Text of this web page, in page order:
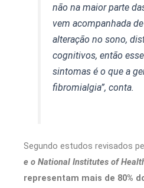
não na maior parte
vem acompanhada
alteração no sono,
cognitivos, então
sintomas é o que a
fibromialgia”, conta.
Segundo estudos revisados
e o National Institutes of
representam mais de 80%